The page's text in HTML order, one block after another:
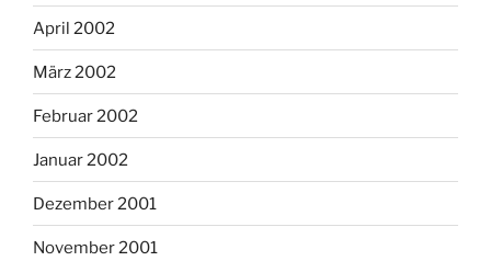
April 2002
März 2002
Februar 2002
Januar 2002
Dezember 2001
November 2001